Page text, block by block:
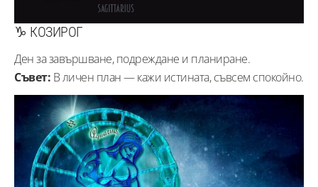
♑ КОЗИРОГ
Ден за завършване, подреждане и планиране.
Съвет: В личен план — кажи истината, съвсем спокойно.